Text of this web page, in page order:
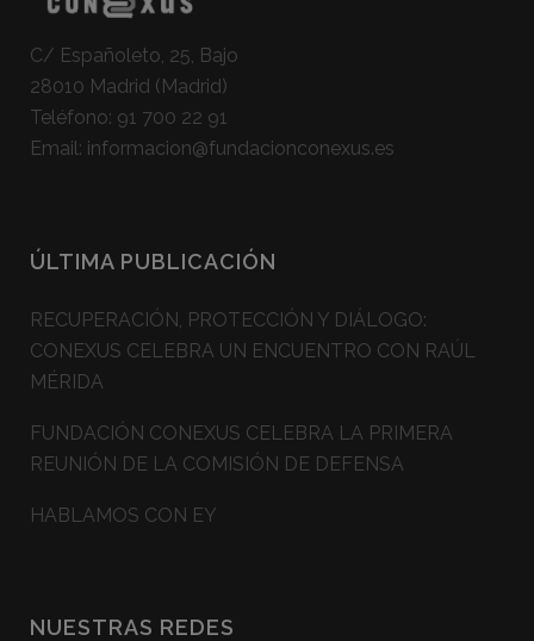
C/ Españoleto, 25, Bajo
28010 Madrid (Madrid)
Teléfono: 91 700 22 91
Email: informacion@fundacionconexus.es
ÚLTIMA PUBLICACIÓN
RECUPERACIÓN, PROTECCIÓN Y DIÁLOGO:
CONEXUS CELEBRA UN ENCUENTRO CON RAÚL
MÉRIDA
FUNDACIÓN CONEXUS CELEBRA LA PRIMERA
REUNIÓN DE LA COMISIÓN DE DEFENSA
HABLAMOS CON EY
NUESTRAS REDES